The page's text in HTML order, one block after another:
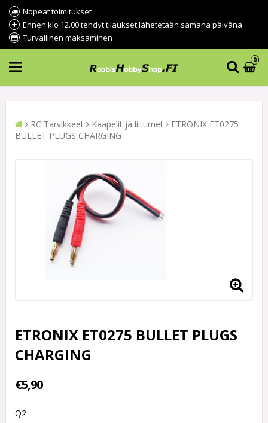
Nopeat toimitukset
Ennen klo 12.00 tehdyt tilaukset lähetetään samana päivänä
Turvallinen maksaminen
0
RC Tarvikkeet Kaapelit ja liittimet
ETRONIX ET0275
BULLET PLUGS CHARGING
ETRONIX ET0275 BULLET PLUGS
CHARGING
€5,90
Q2